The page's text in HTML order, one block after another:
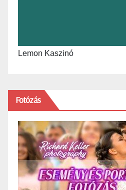
Lemon Kaszinó
Fotózás